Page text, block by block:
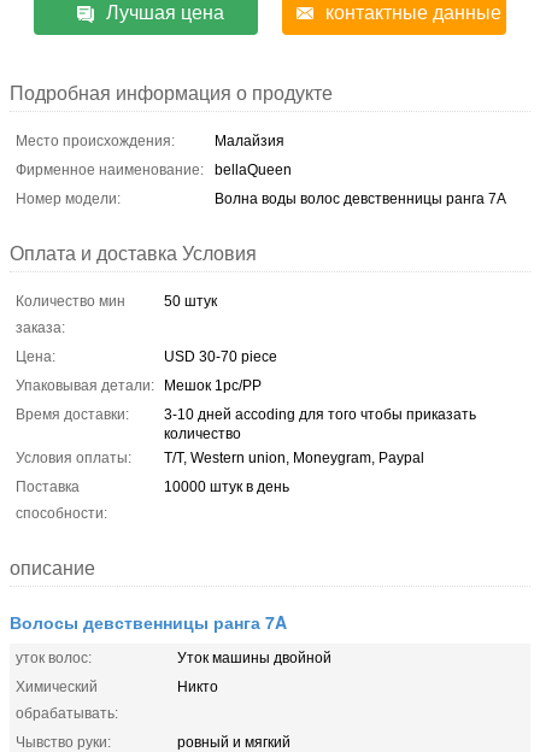
Лучшая цена контактные данные
Подробная информация о продукте
Место происхождения:
Малайзия
Фирменное наименование:
bellaQueen
Номер модели:
Волна воды волос девственницы ранга 7A
Оплата и доставка Условия
Количество мин
заказа:
50 штук
Цена:
USD 30-70 piece
Упаковывая детали:
Мешок 1pc/PP
Время доставки:
3-10 дней accoding для того чтобы приказать
количество
Условия оплаты:
T/T, Western union, Moneygram, Paypal
Поставка
способности:
10000 штук в день
описание
Волосы девственницы ранга 7A
уток волос:
Уток машины двойной
Химический
обрабатывать:
Никто
Чывство руки:
ровный и мягкий